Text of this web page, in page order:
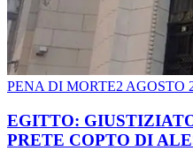
PENA DI MORTE2 AGOSTO
EGITTO:
PRETE COPTO DI